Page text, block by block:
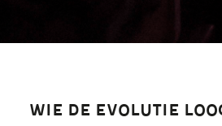
Wie de evolutie